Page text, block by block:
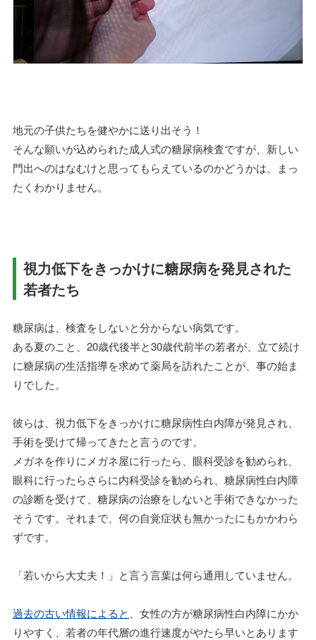
地元の子供たちを健やかに送り出そう！
そんな願いが込められた成人式の糖尿病検査ですが、新しい
門出へのはなむけと思ってもらえているのかどうかは、まっ
たくわかりません。
視力低下をきっかけに糖尿病を発見された
若者たち
糖尿病は、検査をしないと分からない病気です。
ある夏のこと、20歳代後半と30歳代前半の若者が、立て続け
に糖尿病の生活指導を求めて薬局を訪れたことが、事の始ま
りでした。
彼らは、視力低下をきっかけに糖尿病性白内障が発見され、
手術を受けて帰ってきたと言うのです。
メガネを作りにメガネ屋に行ったら、眼科受診を勧められ、
眼科に行ったらさらに内科受診を勧められ、糖尿病性白内障
の診断を受けて、糖尿病の治療をしないと手術できなかった
そうです。それまで、何の自覚症状も無かったにもかかわら
ずです。
「若いから大丈夫！」と言う言葉は何ら通用していません。
過去の古い情報によると 、女性の方が糖尿病性白内障にかか
りやすく、若者の年代層の進行速度がやたら早いとあります